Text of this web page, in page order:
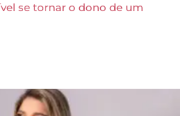
se tornar o dono de um